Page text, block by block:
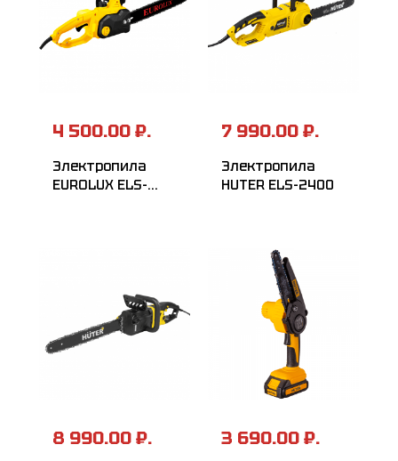
4 500.00 ₽.
Электропила
EUROLUX ELS-
7 990.00 ₽.
Электропила
HUTER ELS-2400
8 990.00 ₽. 3 690.00 ₽.